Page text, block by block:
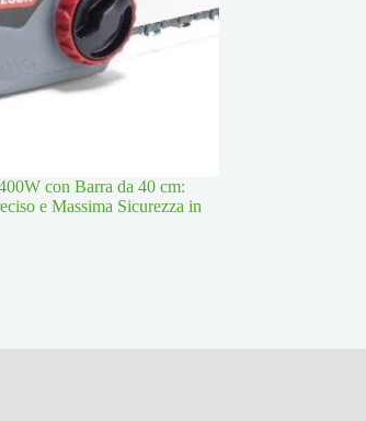
con Barra da 40 cm:
e Massima Sicurezza in